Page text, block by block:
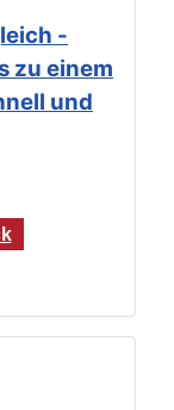
-
zu einem
und